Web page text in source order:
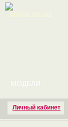
Личный кабинет
МОДЕЛИ